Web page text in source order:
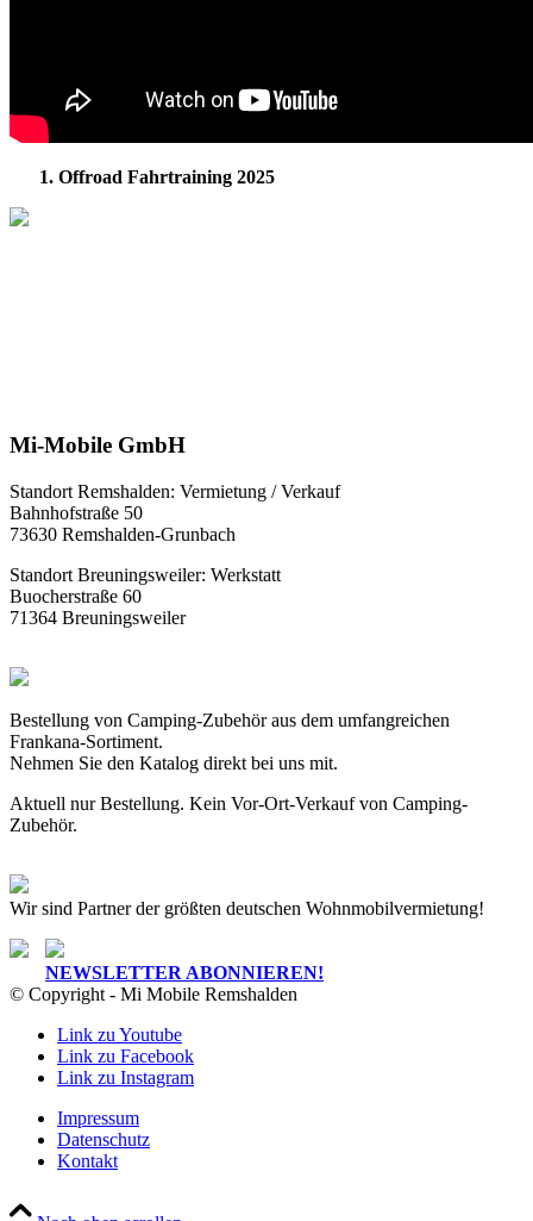
1. Offroad Fahrtraining 2025
Mi-Mobile GmbH
Standort Remshalden: Vermietung / Verkauf
Bahnhofstraße 50
73630 Remshalden-Grunbach
Standort Breuningsweiler: Werkstatt
Buocherstraße 60
71364 Breuningsweiler
Bestellung von Camping-Zubehör aus dem umfangreichen
Frankana-Sortiment.
Nehmen Sie den Katalog direkt bei uns mit.
Aktuell nur Bestellung. Kein Vor-Ort-Verkauf von Camping-
Zubehör.
Wir sind Partner der größten deutschen Wohnmobilvermietung!
NEWSLETTER ABONNIEREN!
© Copyright - Mi Mobile Remshalden
Link zu Youtube
Link zu Facebook
Link zu Instagram
Impressum
Datenschutz
Kontakt